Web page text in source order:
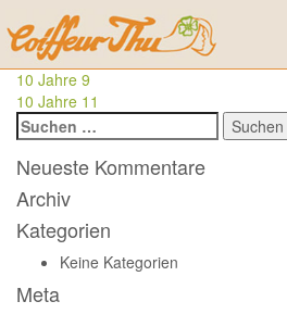
to
content
10 Jahre 10
Beitragsnavigation
10 Jahre 9
10 Jahre 11
Suchen
nach:
Neueste Kommentare
Archiv
Kategorien
Keine Kategorien
Meta